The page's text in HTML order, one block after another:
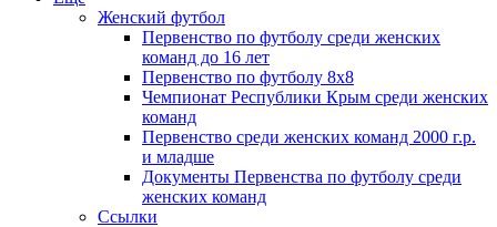
Женский футбол
Первенство по футболу среди женских
команд до 16 лет
Первенство по футболу 8х8
Чемпионат Республики Крым среди женских
команд
Первенство среди женских команд 2000 г.р.
и младше
Документы Первенства по футболу среди
женских команд
Ссылки